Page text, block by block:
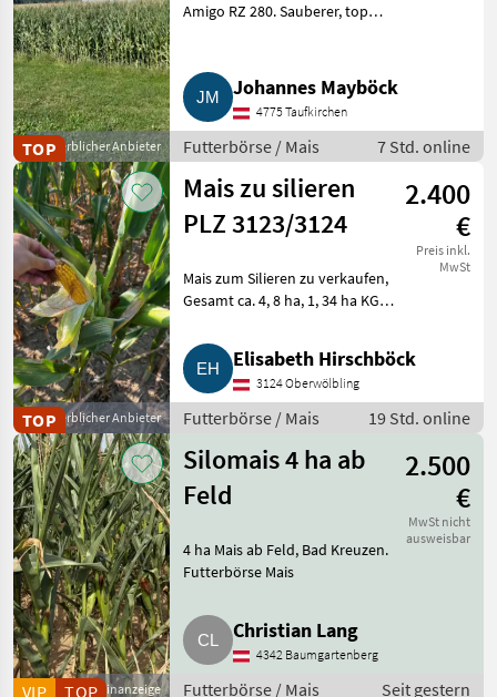
Gewerblicher Anbieter
TOP
Amigo RZ 280. Sauberer, top
Standort: 4.775
Taufkirchen/Pram. Einfach
melden.
Johannes Mayböck
4775 Taufkirchen
Futterbörse / Mais 7 Std. online
Gewerblicher Anbieter
TOP
Mais zu silieren
PLZ 3123/3124
2.400
€
Preis inkl.
MwSt
Mais zum Silieren zu verkaufen,
Gesamt ca. 4, 8 ha, 1, 34 ha KG
40 ha KG Ambach (Saatbau
Augusto), 2, 06 ha KGElisabeth Hirschböck
3124 Oberwölbling
Futterbörse / Mais 19 Std. online
Kleinanzeige
VIP TOP
Silomais 4 ha ab
Feld
2.500
€
MwSt nicht
ausweisbar
4 ha Mais ab Feld, Bad Kreuzen.
Futterbörse Mais
Christian Lang
4342 Baumgartenberg
Futterbörse / Mais Seit gestern